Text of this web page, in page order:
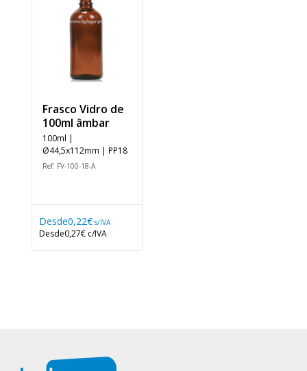
Frasco Vidro de
100ml âmbar
100ml |
Ø44,5x112mm | PP18
Ref: FV-100-18-A
Desde0,22€ s/IVA
Desde0,27€ c/IVA